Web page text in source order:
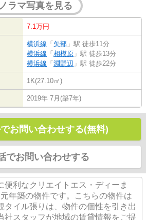
ラマ写真を見る
7.1万円
横浜線 「 矢部 」駅 徒歩11分
横浜線 「 相模原 」駅 徒歩13分
横浜線 「 淵野辺 」駅 徒歩22分
1K(27.10㎡)
2019年 7月(築7年)
お問い合わせする(無料)
でお問い合わせする
便利なクリエイトエス・ディーま
年築の物件です。こちらの物件は
タイル張りは、物件の個性を引き出
社スタッフが地域の賃貸情報をご提